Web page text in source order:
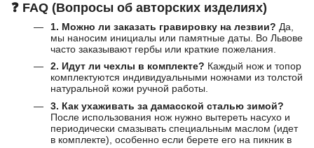
❓ FAQ (Вопросы об авторских изделиях)
1. Можно ли заказать гравировку на лезвии? Да,
мы наносим инициалы или памятные даты. Во Львове
часто заказывают гербы или краткие пожелания.
2. Идут ли чехлы в комплекте? Каждый нож и топор
комплектуются индивидуальными ножнами из толстой
натуральной кожи ручной работы.
3. Как ухаживать за дамасской сталью зимой?
После использования нож нужно вытереть насухо и
периодически смазывать специальным маслом (идет
в комплекте), особенно если берете его на пикник в